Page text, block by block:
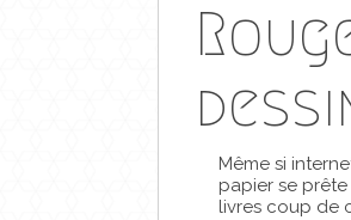
Même si
papier se
livres coup de